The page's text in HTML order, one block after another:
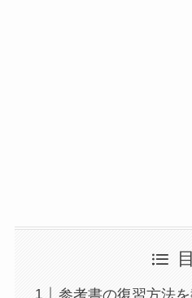
参考書の復習方法を